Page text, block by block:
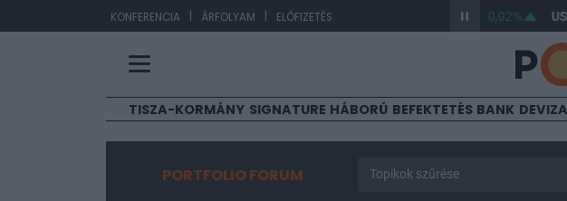
KONFERENCIA | ÁRFOLYAM | ELŐFIZETÉS 0,02% USD/
TISZA-KORMÁNY SIGNATURE HÁBORÚ BEFEKTETÉS BANK DEVIZA
PORTFOLIO FORUM Topikok szűrése